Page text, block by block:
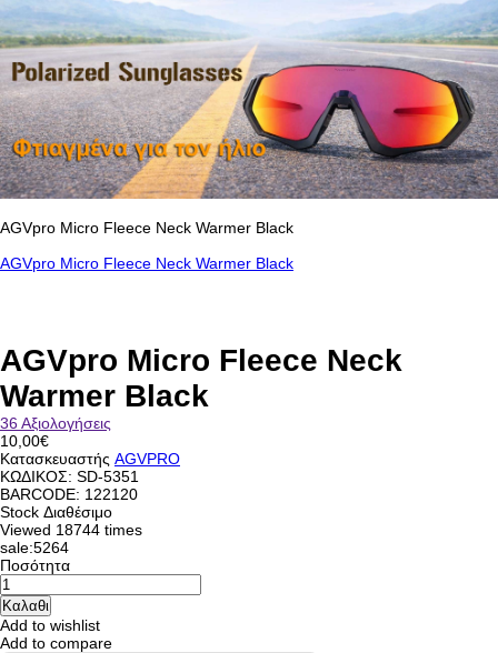
AGVpro Micro Fleece Neck Warmer Black
AGVpro Micro Fleece Neck Warmer Black
AGVpro Micro Fleece Neck
Warmer Black
36 Αξιολογήσεις
10,00€
Κατασκευαστής AGVPRO
ΚΩΔΙΚΟΣ: SD-5351
BARCODE: 122120
Stock Διαθέσιμο
Viewed 18744 times
sale:5264
Ποσότητα
Add to wishlist
Add to compare